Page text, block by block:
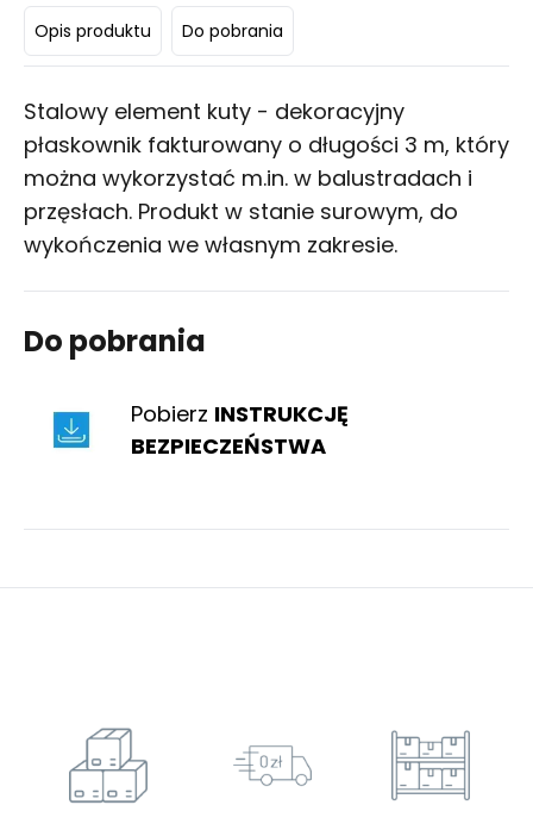
Opis produktu Do pobrania
Stalowy element kuty - dekoracyjny
płaskownik fakturowany o długości 3 m, który
można wykorzystać m.in. w balustradach i
przęsłach. Produkt w stanie surowym, do
wykończenia we własnym zakresie.
Do pobrania
Pobierz INSTRUKCJĘ
BEZPIECZEŃSTWA